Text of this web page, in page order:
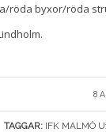
röda byxor/röda
8 /
TAGGAR: IFK MALMÖ